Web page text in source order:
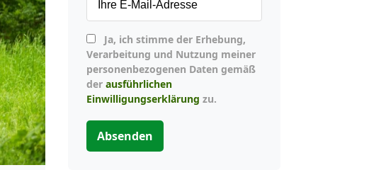
Verarbeitung und Nutzung meiner
personenbezogenen Daten gemäß
der ausführlichen
Einwilligungserklärung zu.
Absenden